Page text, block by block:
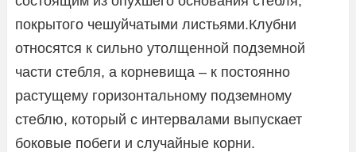
покрытого чешуйчатыми листьями.Клубни
относятся к сильно утолщенной подземной
части стебля, а корневища – к постоянно
растущему горизонтальному подземному
стеблю, который с интервалами выпускает
боковые побеги и случайные корни.